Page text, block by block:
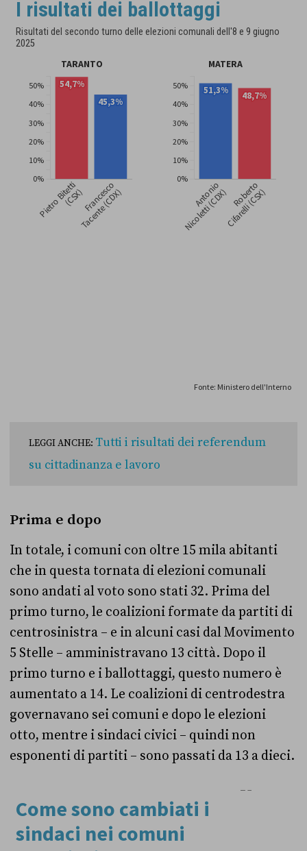
LEGGI ANCHE: Tutti i risultati dei referendum
su cittadinanza e lavoro
Prima e dopo
In totale, i comuni con oltre 15 mila abitanti
che in questa tornata di elezioni comunali
sono andati al voto sono stati 32. Prima del
primo turno, le coalizioni formate da partiti di
centrosinistra – e in alcuni casi dal Movimento
5 Stelle – amministravano 13 città. Dopo il
primo turno e i ballottaggi, questo numero è
aumentato a 14. Le coalizioni di centrodestra
governavano sei comuni e dopo le elezioni
otto, mentre i sindaci civici – quindi non
esponenti di partiti – sono passati da 13 a dieci.